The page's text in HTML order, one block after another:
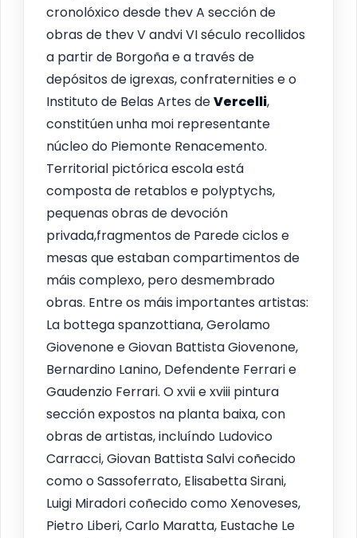
cronolóxico desde thev A sección de
obras de thev V andvi VI século recollidos
a partir de Borgoña e a través de
depósitos de igrexas, confraternities e o
Instituto de Belas Artes deVercelli,
constitúen unha moi representante
núcleo do Piemonte Renacemento.
Territorial pictórica escola está
composta de retablos e polyptychs,
pequenas obras de devoción
privada,fragmentos de Parede ciclos e
mesas que estaban compartimentos de
máis complexo, pero desmembrado
obras. Entre os máis importantes artistas:
La bottega spanzottiana, Gerolamo
Giovenone e Giovan Battista Giovenone,
Bernardino Lanino, Defendente Ferrari e
Gaudenzio Ferrari. O xvii e xviii pintura
sección expostos na planta baixa, con
obras de artistas, incluíndo Ludovico
Carracci, Giovan Battista Salvi coñecido
como o Sassoferrato, Elisabetta Sirani,
Luigi Miradori coñecido como Xenoveses,
Pietro Liberi, Carlo Maratta, Eustache Le